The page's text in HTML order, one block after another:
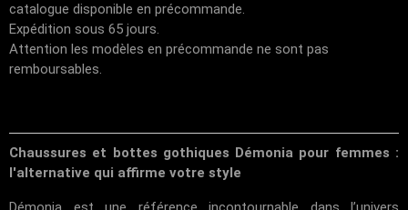
catalogue disponible en précommande.
Expédition sous 65 jours.
Attention les modèles en précommande ne sont pas
remboursables.
Chaussures et bottes gothiques Démonia pour femmes :
l'alternative qui affirme votre style